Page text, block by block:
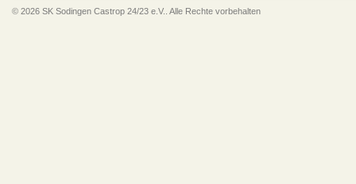
© 2026 SK Sodingen Castrop 24/23 e.V.. Alle Rechte vorbehalten